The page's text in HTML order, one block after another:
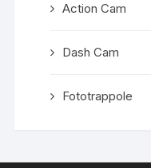
Action Cam
Dash Cam
Fototrappole